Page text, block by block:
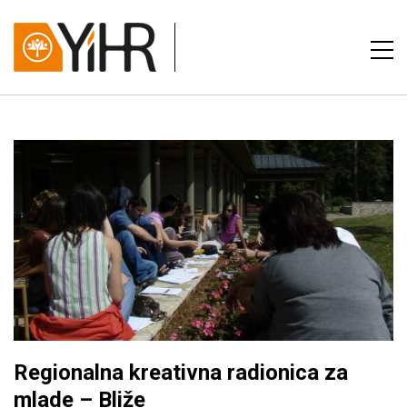
Regionalna kreativna radionica za
mlade – Bliže